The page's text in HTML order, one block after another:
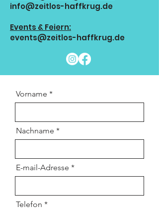
info@zeitlos-haffkrug.de
Events & Feiern:
events@zeitlos-haffkrug.de
Vorname
Nachname
E-mail-Adresse
Telefon